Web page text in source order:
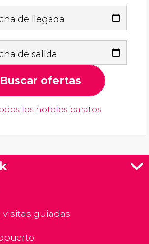
de llegada
de salida
Buscar ofertas
los hoteles baratos
visitas guiadas